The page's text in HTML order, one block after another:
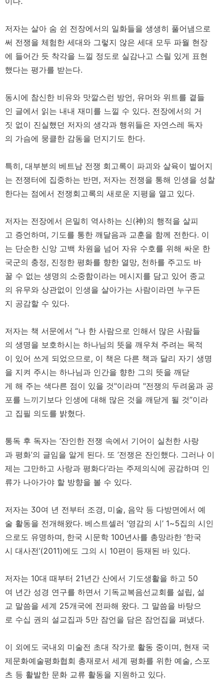
저자는 살아 숨 쉰 전장에서의 일화들을 생생히 풀어냄으로
써 전쟁을 체험한 세대와 그렇지 않은 세대 모두 파월 현장
에 들어간 듯 착각을 느낄 정도로 실감나고 스릴 있게 표현
했다는 평가를 받는다.
동시에 참신한 비유와 맛깔스런 방언, 유머와 위트를 곁들
인 글에서 읽는 내내 재미를 느낄 수 있다. 전장에서의 거
짓 없이 진실했던 저자의 생각과 행위들은 자연스레 독자
의 가슴에 뭉클한 감동을 던지기도 한다.
특히, 대부분의 베트남 전쟁 회고록이 파괴와 살육이 벌어지
는 전쟁터에 집중하는 반면, 저자는 전쟁을 통해 인생을 성찰
한다는 점에서 전쟁회고록의 새로운 지평을 열고 있다.
저자는 전장에서 은밀히 역사하는 신(神)의 행적을 살피
고 증언하며, 기도를 통한 깨달음과 교훈을 함께 전한다. 이
는 단순한 신앙 고백 차원을 넘어 자유 수호를 위해 싸운 한
국군의 충정, 진정한 평화를 향한 열망, 천하를 주고도 바
꿀 수 없는 생명의 소중함이라는 메시지를 담고 있어 종교
의 유무와 상관없이 인생을 살아가는 사람이라면 누구든
지 공감할 수 있다.
저자는 책 서문에서 “나 한 사람으로 인해서 많은 사람들
의 생명을 보호하시는 하나님의 뜻을 깨우쳐 주려는 목적
이 있어 쓰게 되었으므로, 이 책은 다른 책과 달리 자기 생명
을 지켜 주시는 하나님과 인간을 향한 그의 뜻을 깨닫
게 해 주는 색다른 점이 있을 것"이라며 "전쟁의 두려움과 공
포를 느끼기보다 인생에 대해 많은 것을 깨닫게 될 것”이라
고 집필 의도를 밝혔다.
통독 후 독자는 ‘잔인한 전쟁 속에서 기어이 실천한 사랑
과 평화’의 글임을 알게 된다. 또 ‘전쟁은 잔인했다. 그러나 이
제는 그만하고 사랑과 평화다’라는 주제의식에 공감하며 인
류가 나아가야 할 방향을 볼 수 있다.
저자는 30여 년 전부터 조경, 미술, 음악 등 다방면에서 예
술 활동을 전개해왔다. 베스트셀러 ‘영감의 시’ 1~5집의 시인
으로도 유명하며, 한국 시문학 100년사를 총망라한 ‘한국
시 대사전’(2011)에도 그의 시 10편이 등재된 바 있다.
저자는 10대 때부터 21년간 산에서 기도생활을 하고 50
여 년간 성경 연구를 하면서 기독교복음선교회를 설립, 설
교 말씀을 세계 25개국에 전파해 왔다. 그 말씀을 바탕으
로 수십 권의 설교집과 5만 잠언을 담은 잠언집을 펴냈다.
이 외에도 국내외 미술전 초대 작가로 활동 중이며, 현재 국
제문화예술평화협회 총재로서 세계 평화를 위한 예술, 스포
츠 등 활발한 문화 교류 활동을 지원하고 있다.